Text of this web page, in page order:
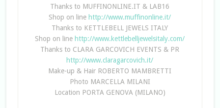
Thanks to MUFFINONLINE.IT & LAB16
Shop on linehttp://www.muffinonline.it/
Thanks to KETTLEBELL JEWELS ITALY
Shop on linehttp://www.kettlebelljewelsitaly.com/
Thanks to CLARA GARCOVICH EVENTS & PR
http://www.claragarcovich.it/
Make-up & Hair ROBERTO MAMBRETTI
Photo MARCELLA MILANI
Location PORTA GENOVA (MILANO)